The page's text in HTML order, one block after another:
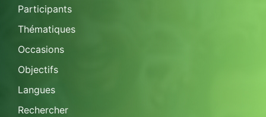
Participants
Thématiques
Occasions
Objectifs
Langues
Rechercher